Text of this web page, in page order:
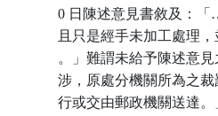
0 日陳述意見書敘及：
且只是經手未加工處理
。」難謂未給予陳述意
涉，原處分機關所為之
行或交由郵政機關送達